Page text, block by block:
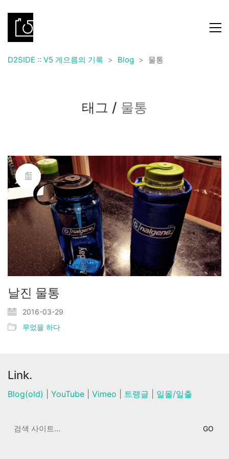
D2SIDE :: V5 게으름의 기록 > Blog > 물통
태그 / 물통
날진 물통
2016-03-29
무었을 하다
Link.
Blog(old) YouTube Vimeo 트랭글 일몰/일출
for: